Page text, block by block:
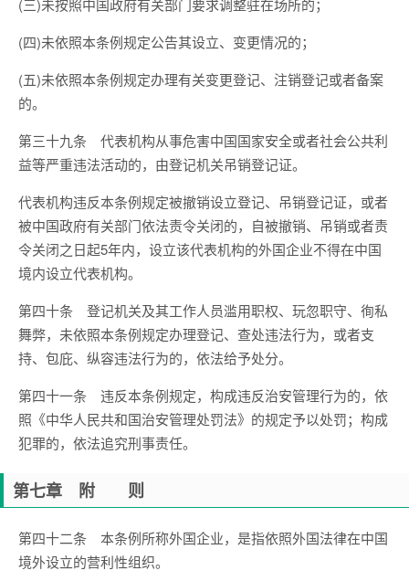
(三)未按照中国政府有关部门要求调整驻在场所的；
(四)未依照本条例规定公告其设立、变更情况的；
(五)未依照本条例规定办理有关变更登记、注销登记或者备案
的。
第三十九条 代表机构从事危害中国国家安全或者社会公共利
益等严重违法活动的，由登记机关吊销登记证。
代表机构违反本条例规定被撤销设立登记、吊销登记证，或者
被中国政府有关部门依法责令关闭的，自被撤销、吊销或者责
令关闭之日起5年内，设立该代表机构的外国企业不得在中国
境内设立代表机构。
第四十条 登记机关及其工作人员滥用职权、玩忽职守、徇私
舞弊，未依照本条例规定办理登记、查处违法行为，或者支
持、包庇、纵容违法行为的，依法给予处分。
第四十一条 违反本条例规定，构成违反治安管理行为的，依
照《中华人民共和国治安管理处罚法》的规定予以处罚；构成
犯罪的，依法追究刑事责任。
第七章 附 则
第四十二条 本条例所称外国企业，是指依照外国法律在中国
境外设立的营利性组织。